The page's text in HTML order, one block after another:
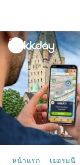
unread
notifications
หน้าแรก เยอรมนี